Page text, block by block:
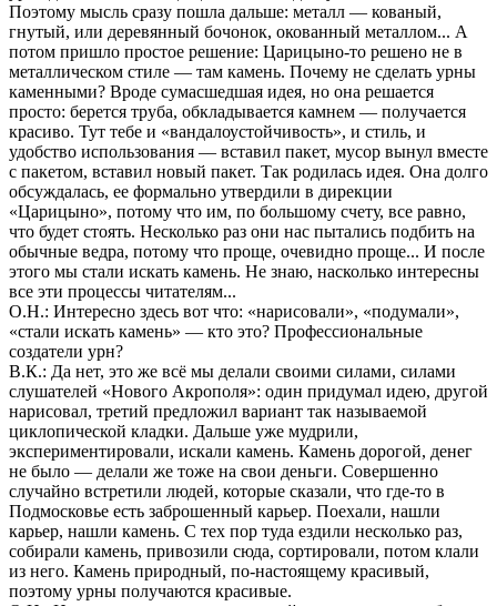
Поэтому мысль сразу пошла дальше: металл — кованый,
гнутый, или деревянный бочонок, окованный металлом... А
потом пришло простое решение: Царицыно-то решено не в
металлическом стиле — там камень. Почему не сделать урны
каменными? Вроде сумасшедшая идея, но она решается
просто: берется труба, обкладывается камнем — получается
красиво. Тут тебе и «вандалоустойчивость», и стиль, и
удобство использования — вставил пакет, мусор вынул вместе
с пакетом, вставил новый пакет. Так родилась идея. Она долго
обсуждалась, ее формально утвердили в дирекции
«Царицыно», потому что им, по большому счету, все равно,
что будет стоять. Несколько раз они нас пытались подбить на
обычные ведра, потому что проще, очевидно проще... И после
этого мы стали искать камень. Не знаю, насколько интересны
все эти процессы читателям...
О.Н.: Интересно здесь вот что: «нарисовали», «подумали»,
«стали искать камень» — кто это? Профессиональные
создатели урн?
В.К.: Да нет, это же всё мы делали своими силами, силами
слушателей «Нового Акрополя»: один придумал идею, другой
нарисовал, третий предложил вариант так называемой
циклопической кладки. Дальше уже мудрили,
экспериментировали, искали камень. Камень дорогой, денег
не было — делали же тоже на свои деньги. Совершенно
случайно встретили людей, которые сказали, что где-то в
Подмосковье есть заброшенный карьер. Поехали, нашли
карьер, нашли камень. С тех пор туда ездили несколько раз,
собирали камень, привозили сюда, сортировали, потом клали
из него. Камень природный, по-настоящему красивый,
поэтому урны получаются красивые.